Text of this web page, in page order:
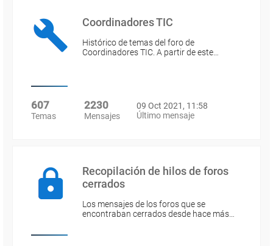
Coordinadores TIC
Histórico de temas del foro de
Coordinadores TIC. A partir de este…
607
Temas
2230
Mensajes
09 Oct 2021, 11:58
Último mensaje
Recopilación de hilos de foros
cerrados
Los mensajes de los foros que se
encontraban cerrados desde hace más…